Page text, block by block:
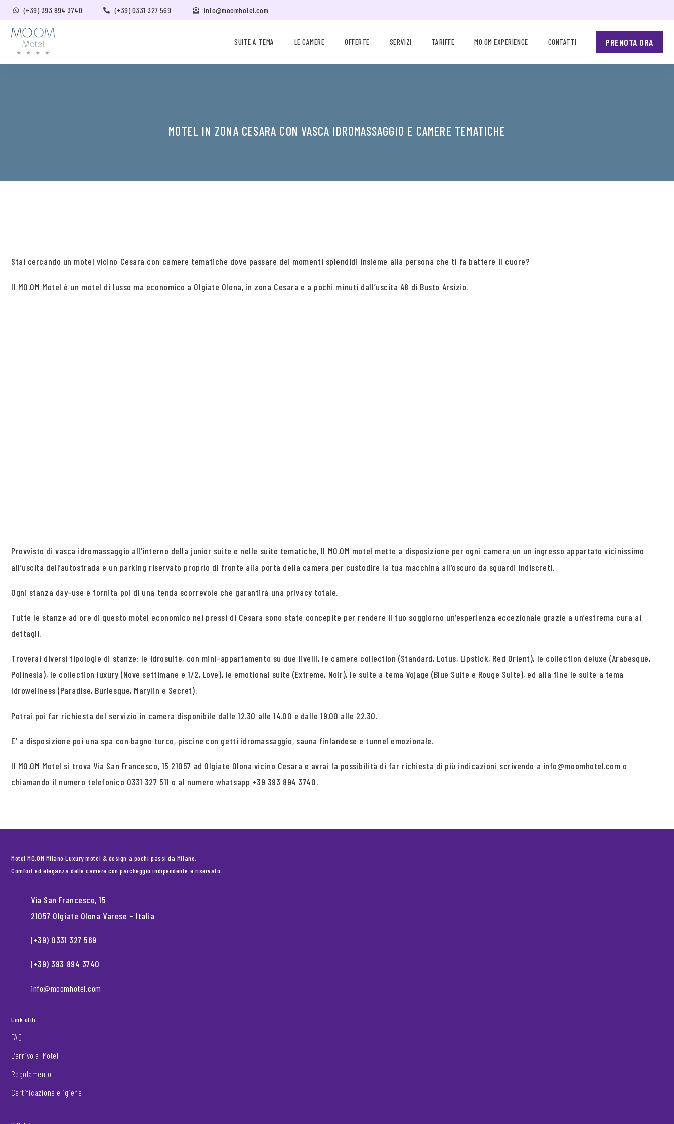
(+39) 393 894 3740 (+39) 0331 327 569 info@moomhotel.com
SUITE A TEMA LE CAMERE OFFERTE SERVIZI TARIFFE MO.OM EXPERIENCE CONTATTI PRENOTA ORA
MOTEL IN ZONA CESARA CON VASCA IDROMASSAGGIO E CAMERE TEMATICHE
Stai cercando un motel vicino Cesara con camere tematiche dove passare dei momenti splendidi insieme alla persona che ti fa battere il cuore?
Il MO.OM Motel è un motel di lusso ma economico a Olgiate Olona, in zona Cesara e a pochi minuti dall’uscita A8 di Busto Arsizio.
Provvisto di vasca idromassaggio all’interno della junior suite e nelle suite tematiche, Il MO.OM motel mette a disposizione per ogni camera un un ingresso appartato vicinissimo
all’uscita dell’autostrada e un parking riservato proprio di fronte alla porta della camera per custodire la tua macchina all’oscuro da sguardi indiscreti.
Ogni stanza day-use è fornita poi di una tenda scorrevole che garantirà una privacy totale.
Tutte le stanze ad ore di questo motel economico nei pressi di Cesara sono state concepite per rendere il tuo soggiorno un’esperienza eccezionale grazie a un’estrema cura ai
dettagli.
Troverai diversi tipologie di stanze: le idrosuite, con mini-appartamento su due livelli, le camere collection (Standard, Lotus, Lipstick, Red Orient), le collection deluxe (Arabesque,
Polinesia), le collection luxury (Nove settimane e 1/2, Love), le emotional suite (Extreme, Noir), le suite a tema Vojage (Blue Suite e Rouge Suite), ed alla fine le suite a tema
Idrowellness (Paradise, Burlesque, Marylin e Secret).
Potrai poi far richiesta del servizio in camera disponibile dalle 12.30 alle 14.00 e dalle 19.00 alle 22.30.
E’ a disposizione poi una spa con bagno turco, piscine con getti idromassaggio, sauna finlandese e tunnel emozionale.
Il MO.OM Motel si trova Via San Francesco, 15 21057 ad Olgiate Olona vicino Cesara e avrai la possibilità di far richiesta di più indicazioni scrivendo a info@moomhotel.com o
chiamando il numero telefonico 0331 327 511 o al numero whatsapp +39 393 894 3740.
Motel MO.OM Milano Luxury motel & design a pochi passi da Milano.
Comfort ed eleganza delle camere con parcheggio indipendente e riservato.
Via San Francesco, 15
21057 Olgiate Olona Varese – Italia
(+39) 0331 327 569
(+39) 393 894 3740
info@moomhotel.com
Link utili
FAQ
L’arrivo al Motel
Regolamento
Certificazione e igiene